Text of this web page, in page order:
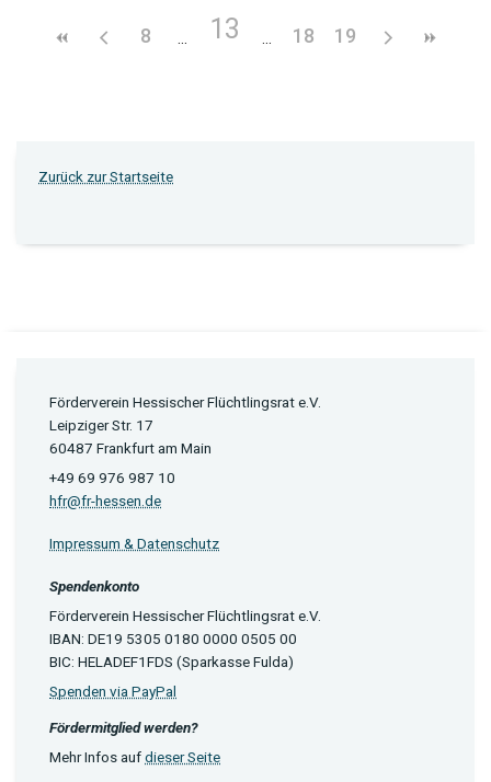
8 13 18 19
Zurück zur Startseite
Förderverein Hessischer Flüchtlingsrat e.V.
Leipziger Str. 17
60487 Frankfurt am Main
+49 69 976 987 10
hfr@fr-hessen.de
Impressum & Datenschutz
Spendenkonto
Förderverein Hessischer Flüchtlingsrat e.V.
IBAN: DE19 5305 0180 0000 0505 00
BIC: HELADEF1FDS (Sparkasse Fulda)
Spenden via PayPal
Fördermitglied werden?
Mehr Infos aufdieser Seite